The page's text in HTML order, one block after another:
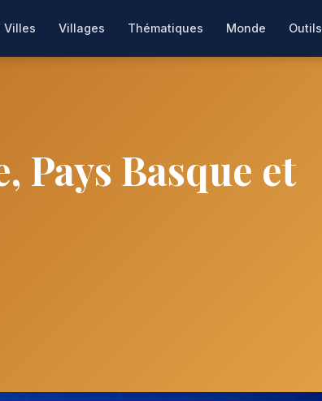
Villes Villages Thématiques Monde Outils
Basque et